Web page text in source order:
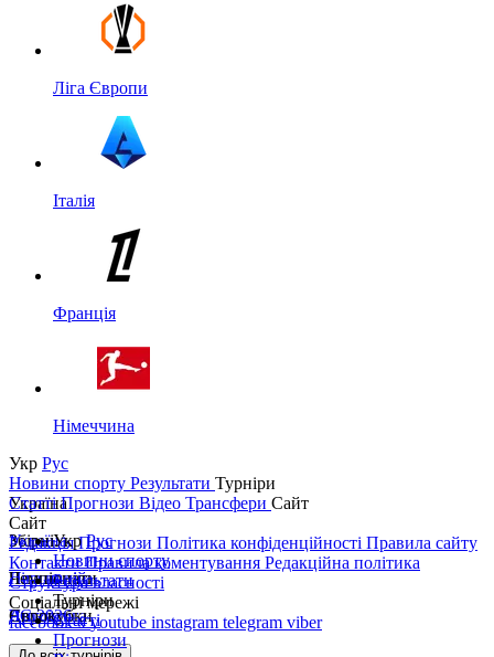
Ліга Європи
Італія
Франція
Німеччина
Укр Рус
Новини спорту Результати Турніри
Україна
Україна
Перша ліга
Друга ліга
Кубок України
Збірні
Ліга націй
ЧС 2026
Чемпіонати
Англія
Іспанія
Єврокубки
Ліга чемпіонів
СтаттіПрогнози Відео Трансфери Сайт
Сайт
РедакціяПрогнози Політика конфіденційності Правила сайту
КонтактиПравила коментування Редакційна політика
Структура власності
Соціальні мережі
facebookxyoutube instagram telegram viber
УкрРус
Новини спорту
Результати
Турніри
Статті
Прогнози